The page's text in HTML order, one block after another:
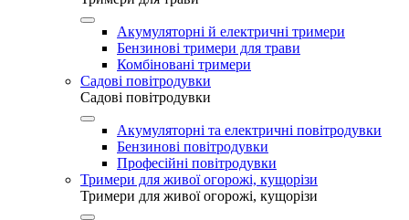
Акумуляторні й електричні тримери
Бензинові тримери для трави
Комбіновані тримери
Садові повітродувки
Садові повітродувки
Акумуляторні та електричні повітродувки
Бензинові повітродувки
Професійні повітродувки
Тримери для живої огорожі, кущорізи
Тримери для живої огорожі, кущорізи